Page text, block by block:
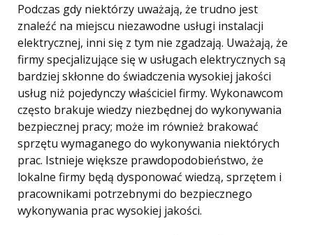
Podczas gdy niektórzy uważają, że trudno jest
znaleźć na miejscu niezawodne usługi instalacji
elektrycznej, inni się z tym nie zgadzają. Uważają, że
firmy specjalizujące się w usługach elektrycznych są
bardziej skłonne do świadczenia wysokiej jakości
usług niż pojedynczy właściciel firmy. Wykonawcom
często brakuje wiedzy niezbędnej do wykonywania
bezpiecznej pracy; może im również brakować
sprzętu wymaganego do wykonywania niektórych
prac. Istnieje większe prawdopodobieństwo, że
lokalne firmy będą dysponować wiedzą, sprzętem i
pracownikami potrzebnymi do bezpiecznego
wykonywania prac wysokiej jakości.